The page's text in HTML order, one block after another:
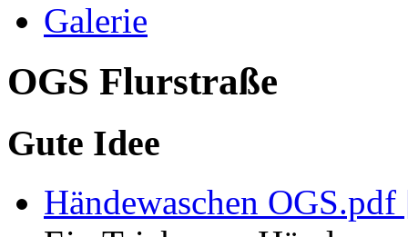
Galerie
OGS Flurstraße
Gute Idee
Händewaschen